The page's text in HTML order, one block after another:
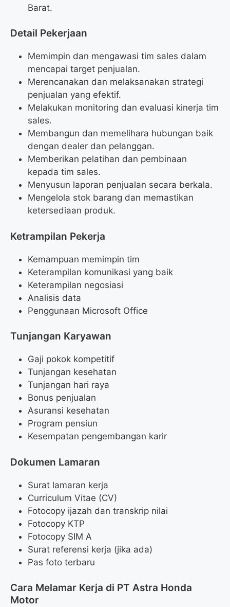
Barat.
Detail Pekerjaan
Memimpin dan mengawasi tim sales dalam
mencapai target penjualan.
Merencanakan dan melaksanakan strategi
penjualan yang efektif.
Melakukan monitoring dan evaluasi kinerja tim
sales.
Membangun dan memelihara hubungan baik
dengan dealer dan pelanggan.
Memberikan pelatihan dan pembinaan
kepada tim sales.
Menyusun laporan penjualan secara berkala.
Mengelola stok barang dan memastikan
ketersediaan produk.
Ketrampilan Pekerja
Kemampuan memimpin tim
Keterampilan komunikasi yang baik
Keterampilan negosiasi
Analisis data
Penggunaan Microsoft Office
Tunjangan Karyawan
Gaji pokok kompetitif
Tunjangan kesehatan
Tunjangan hari raya
Bonus penjualan
Asuransi kesehatan
Program pensiun
Kesempatan pengembangan karir
Dokumen Lamaran
Surat lamaran kerja
Curriculum Vitae (CV)
Fotocopy ijazah dan transkrip nilai
Fotocopy KTP
Fotocopy SIM A
Surat referensi kerja (jika ada)
Pas foto terbaru
Cara Melamar Kerja di PT Astra Honda
Motor